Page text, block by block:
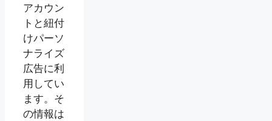
アカウン
トと紐付
けパーソ
ナライズ
広告に利
用してい
ます。そ
の情報は